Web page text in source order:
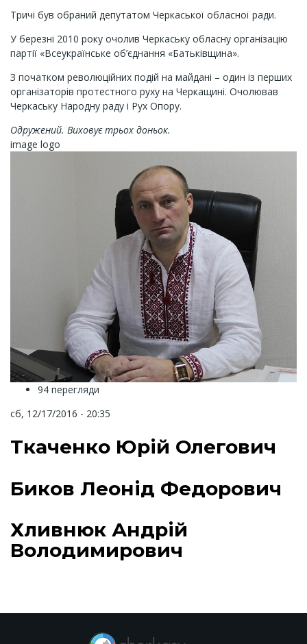
Тричі був обраний депутатом Черкаської обласної ради.
У березні 2010 року очолив Черкаську обласну організацію
партії «Всеукраїнське об’єднання «Батьківщина».
З початком революційних подій на майдані – один із перших
організаторів протестного руху на Черкащині. Очолював
Черкаську Народну раду і Рух Опору.
Одружений. Виховує трьох доньок.
image logo
94 перегляди
сб, 12/17/2016 - 20:35
Ткаченко Юрій Олегович
Биков Леонід Федорович
Хливнюк Андрій
Володимирович